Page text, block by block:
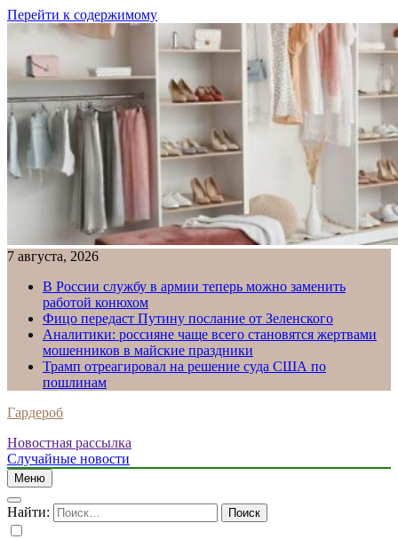
Перейти к содержимому
7 августа, 2026
В России службу в армии теперь можно заменить
работой конюхом
Фицо передаст Путину послание от Зеленского
Аналитики: россияне чаще всего становятся жертвами
мошенников в майские праздники
Трамп отреагировал на решение суда США по
пошлинам
Гардероб
Новостная рассылка
Случайные новости
Меню
Найти: